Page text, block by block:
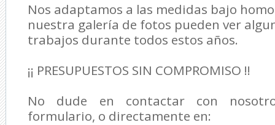
Nos adaptamos a las medidas bajo
nuestra galería de fotos pueden ver
trabajos durante todos estos años.
¡¡ PRESUPUESTOS SIN COMPROMISO !!
No dude en contactar con
formulario, o directamente en: